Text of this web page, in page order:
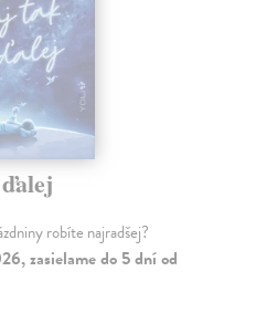
robíte najradšej?
zasielame do 5 dní od